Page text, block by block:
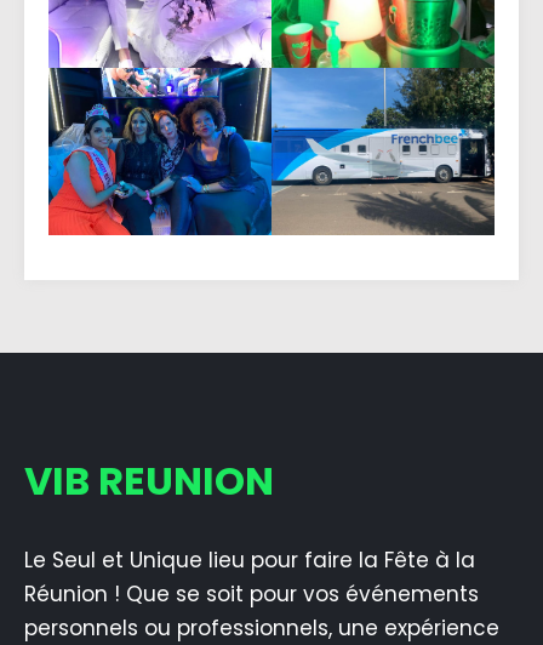
VIB REUNION
Le Seul et Unique lieu pour faire la Fête à la
Réunion ! Que se soit pour vos événements
personnels ou professionnels, une expérience